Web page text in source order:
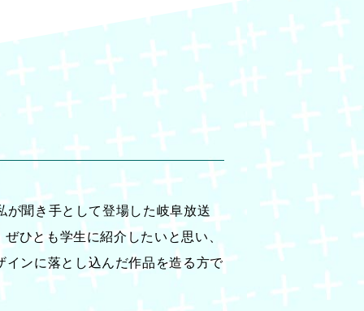
聞き手として登場した岐阜放送
ひとも学生に紹介したいと思い、
ンに落とし込んだ作品を造る方で